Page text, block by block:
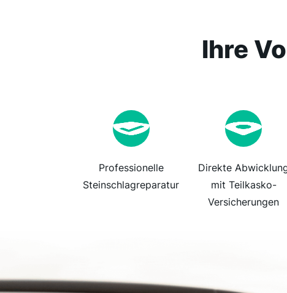
Ihre
Professionelle
Steinschlagreparatur
Direkte
mit Teilkasko-
Versicherungen